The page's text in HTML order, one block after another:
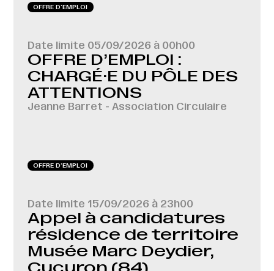
OFFRE D‘EMPLOI
Date limite 05/09/2026 à 00h00
OFFRE D’EMPLOI :
CHARGÉ·E DU PÔLE DES
ATTENTIONS
Jeanne Barret - Association Circulaire
OFFRE D‘EMPLOI
Date limite 15/09/2026 à 23h00
Appel à candidatures
résidence de territoire
Musée Marc Deydier,